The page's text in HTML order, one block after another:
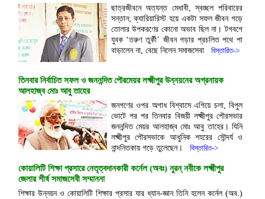
ছাত্রজীবনে অত্যন্ত মেধাবী, স্বচ্ছল পরিবারের
সন্তান; ক্যারিয়ারিস্ট হয়ে একটা সফল জীবন গড়ে
তোলার উপকরণের কোনো অভাব ছিল না। টগবগে
যুবক ‘তরুণ তুর্কী’ জীবন গড়ার প্রচলিত পথে পা
বাড়ালেন না, বেছে নিলেন সমাজসেবা বিস্তারিত->
তিনবার নির্বাচিত সফল ও জননন্দিত পৌরমেয়র লক্ষ্মীপুর উন্নয়নের অগ্রনায়ক
আলহাজ্ব মোঃ আবু তাহের
জনগণের ওপর অগাধ বিশ্বাসে এগিয়ে চলা, বিপুল
ভোটে পর পর তিনবার বিজয়ী লক্ষ্মীপুর পৌরসভার
জননন্দিত মেয়র আলহাজ্ব মোঃ আবু তাহের। যিনি
লক্ষ্মীপুর পৌরসভাকে আধুনিক শহরের সৌন্দর্য ও
নান্দনিতকায় গড়ে তুলেছেন। বিস্তারিত->
কোয়ালিটি শিক্ষা প্রসারে নেতৃত্বদানকারী কর্নেল (অবঃ) নুরন্ নবীকে লক্ষ্মীপুর
জেলার শীর্ষ সমাজসেবী সম্মাননা
শিক্ষার উন্নয়ন ও কোয়ালিটি শিক্ষার প্রসার যার ধ্যান-জ্ঞান তিনি হলেন কর্নেল (অব.)